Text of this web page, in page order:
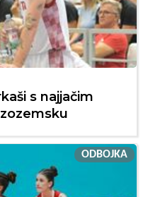
s najjačim
ODBOJKA